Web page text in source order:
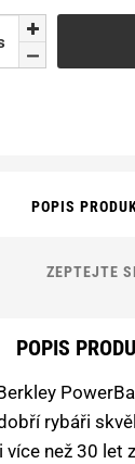
POPIS
ZEPTEJTE
POPIS
rybáři
více než 30 let